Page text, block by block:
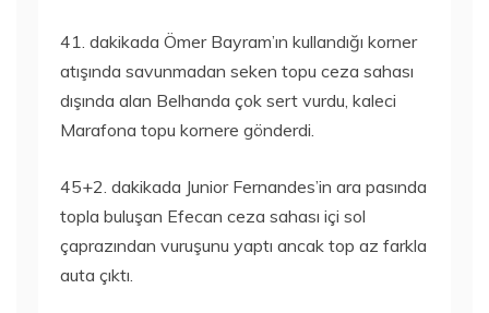
41. dakikada Ömer Bayram’ın kullandığı korner
atışında savunmadan seken topu ceza sahası
dışında alan Belhanda çok sert vurdu, kaleci
Marafona topu kornere gönderdi.
45+2. dakikada Junior Fernandes’in ara pasında
topla buluşan Efecan ceza sahası içi sol
çaprazından vuruşunu yaptı ancak top az farkla
auta çıktı.